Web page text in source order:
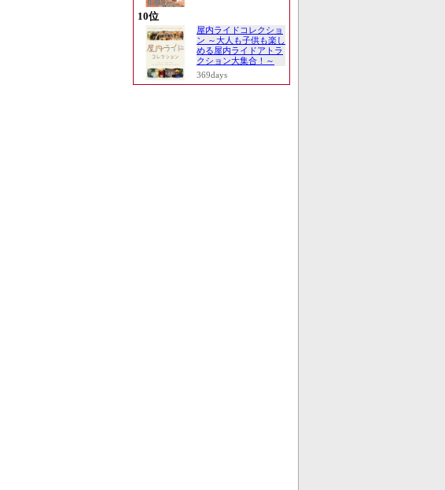
10位
屋内ライドコレクショ
ン ～大人も子供も楽し
める屋内ライドアトラ
クション大集合！～
369days